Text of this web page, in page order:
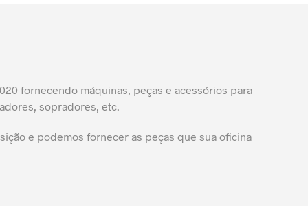
fornecendo máquinas, peças e acessórios para
sopradores, etc.
e podemos fornecer as peças que sua oficina